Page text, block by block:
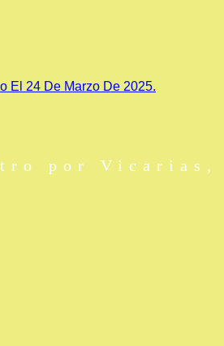
El 24 De Marzo De 2025.
por